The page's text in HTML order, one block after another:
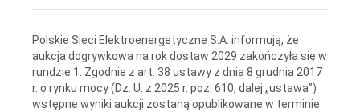
Polskie Sieci Elektroenergetyczne S.A. informują, że
aukcja dogrywkowa na rok dostaw 2029 zakończyła się w
rundzie 1. Zgodnie z art. 38 ustawy z dnia 8 grudnia 2017
r. o rynku mocy (Dz. U. z 2025 r. poz. 610, dalej „ustawa”)
wstępne wyniki aukcji zostaną opublikowane w terminie